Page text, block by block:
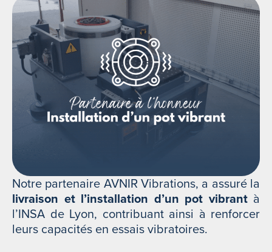
Notre partenaire AVNIR Vibrations, a assuré la
livraison et l’installation d’un pot vibrantà
l’INSA de Lyon, contribuant ainsi à renforcer
leurs capacités en essais vibratoires.